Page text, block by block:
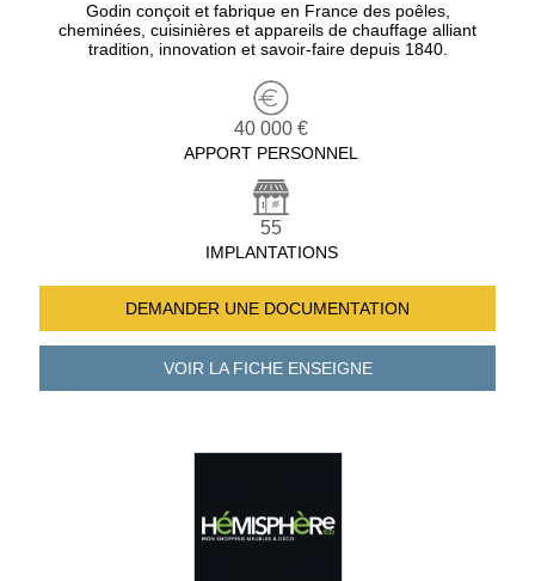
Godin conçoit et fabrique en France des poêles,
cheminées, cuisinières et appareils de chauffage alliant
tradition, innovation et savoir-faire depuis 1840.
40 000 €
APPORT PERSONNEL
55
IMPLANTATIONS
DEMANDER UNE DOCUMENTATION
VOIR LA FICHEENSEIGNE